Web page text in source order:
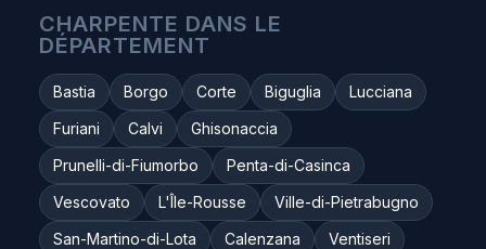
CHARPENTE DANS LE
DÉPARTEMENT
Bastia Borgo Corte Biguglia
Lucciana
Furiani
Calvi
Ghisonaccia
Prunelli-di-Fiumorbo
Penta-di-Casinca
Vescovato
L'Île-Rousse
Ville-di-Pietrabugno
San-Martino-di-Lota
Calenzana
Ventiseri